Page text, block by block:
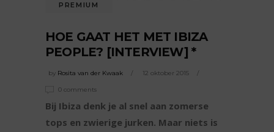
PREMIUM
HOE GAAT HET MET IBIZA
PEOPLE? [INTERVIEW] *
by Rosita van der Kwaak 12 oktober 2015
0 comments
Bij Ibiza denk je al snel aan zomerse
tops en zwierige jurken. Maar niets is